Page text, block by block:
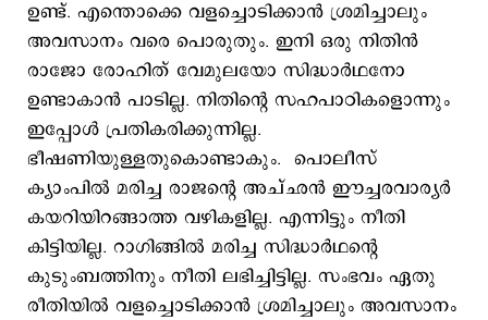
ഉണ്ട്. എന്തൊക്കെ വളച്ചൊടിക്കാൻ ശ്രമിച്ചാലും
അവസാനം വരെ പൊരുതും. ഇനി ഒരു നിതിൻ
രാജോ രോഹിത് വേമുലയോ സിദ്ധാർഥനോ
ഉണ്ടാകാൻ പാടില്ല. നിതിന്റെ സഹപാഠികളൊന്നും
ഇപ്പോൾ പ്രതികരിക്കുന്നില്ല.
ഭീഷണിയുള്ളതുകൊണ്ടാകും. പൊലീസ്
ക്യാംപിൽ മരിച്ച രാജന്റെ അച്ഛൻ ഈച്ചരവാര്യർ
കയറിയിറങ്ങാത്ത വഴികളില്ല. എന്നിട്ടും നീതി
കിട്ടിയില്ല. റാഗിങ്ങിൽ മരിച്ച സിദ്ധാർഥന്‍റെ
കുടുംബത്തിനും നീതി ലഭിച്ചിട്ടില്ല. സംഭവം ഏതു
രീതിയിൽ വളച്ചൊടിക്കാൻ ശ്രമിച്ചാലും അവസാനം